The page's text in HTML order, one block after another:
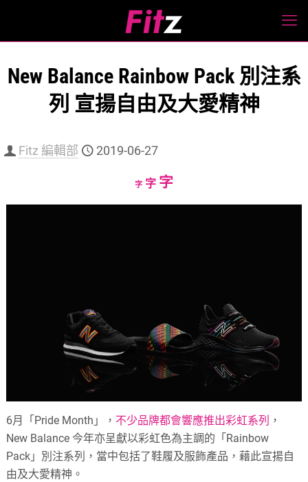
New Balance Rainbow Pack 別注系
列 宣揚自由及大愛精神
Fitz 編輯部 2019-06-27
字Decrease
字Reset
字Increase
6月「Pride Month」， 不少品牌都會響應推出彩虹系列 ，
New Balance 今年亦呈獻以彩虹色為主調的「Rainbow
Pack」別注系列，當中包括了鞋履及服飾產品，藉此宣揚自
由及大愛精神。